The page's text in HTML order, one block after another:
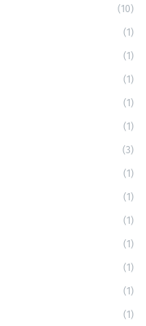
(10)
(1)
(1)
(1)
(1)
(1)
(3)
(1)
(1)
(1)
(1)
(1)
(1)
(1)